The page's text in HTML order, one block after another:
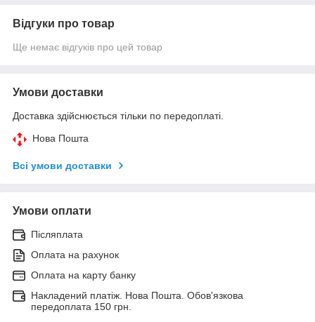
Відгуки про товар
Ще немає відгуків про цей товар
Умови доставки
Доставка здійснюється тільки по передоплаті.
Нова Пошта
Всі умови доставки
Умови оплати
Післяплата
Оплата на рахунок
Оплата на карту банку
Накладений платіж. Нова Пошта. Обов'язкова
передоплата 150 грн.